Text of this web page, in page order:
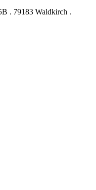
. 79183 Waldkirch .